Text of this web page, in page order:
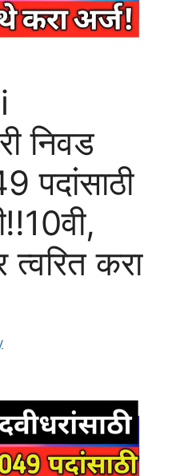
निवड
पदांसाठी
त्वरित करा